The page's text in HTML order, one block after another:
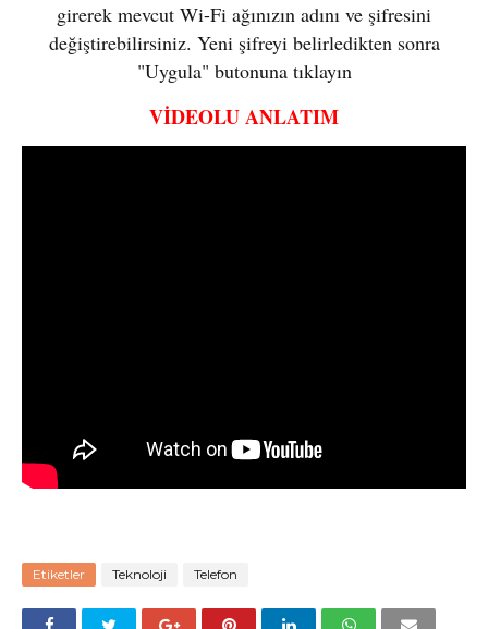
girerek mevcut Wi-Fi ağınızın adını ve şifresini
değiştirebilirsiniz. Yeni şifreyi belirledikten sonra
"Uygula" butonuna tıklayın
VİDEOLU ANLATIM
Etiketler Teknoloji Telefon